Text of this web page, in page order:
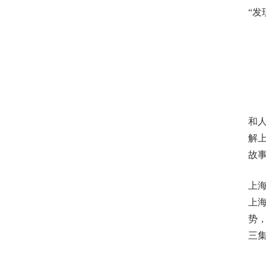
“发
为
和
解
故事
上
上
势
三